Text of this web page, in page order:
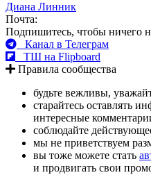
Диана Линник
Почта:
Подпишитесь, чтобы ничего
Канал в Телеграм
ТШ на Flipboard
Правила сообщества
будьте вежливы,
старайтесь оставлять
интересные
соблюдайте
мы не приветствуем
вы тоже можете стать
и продвигать свои